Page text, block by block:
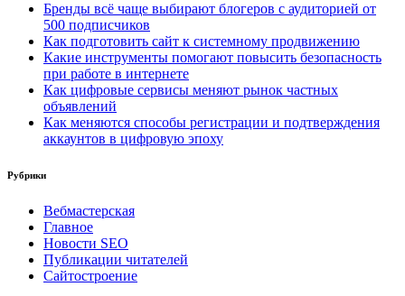
Бренды всё чаще выбирают блогеров с аудиторией от
500 подписчиков
Как подготовить сайт к системному продвижению
Какие инструменты помогают повысить безопасность
при работе в интернете
Как цифровые сервисы меняют рынок частных
объявлений
Как меняются способы регистрации и подтверждения
аккаунтов в цифровую эпоху
Рубрики
Вебмастерская
Главное
Новости SEO
Публикации читателей
Сайтостроение